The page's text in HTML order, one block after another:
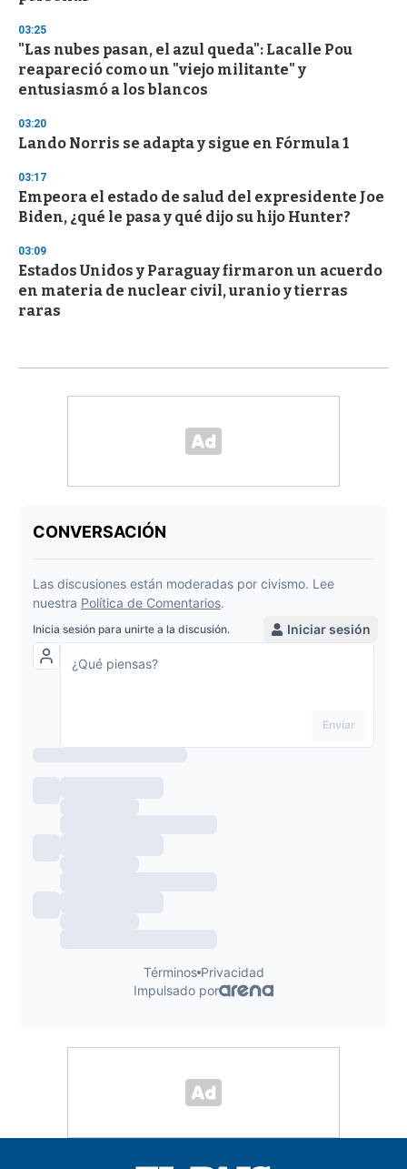
03:25
"Las nubes pasan, el azul queda": Lacalle Pou
reapareció como un "viejo militante" y
entusiasmó a los blancos
03:20
Lando Norris se adapta y sigue en Fórmula 1
03:17
Empeora el estado de salud del expresidente Joe
Biden, ¿qué le pasa y qué dijo su hijo Hunter?
03:09
Estados Unidos y Paraguay firmaron un acuerdo
en materia de nuclear civil, uranio y tierras
raras